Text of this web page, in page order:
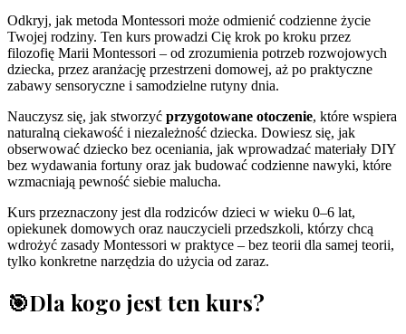
Odkryj, jak metoda Montessori może odmienić codzienne życie
Twojej rodziny. Ten kurs prowadzi Cię krok po kroku przez
filozofię Marii Montessori – od zrozumienia potrzeb rozwojowych
dziecka, przez aranżację przestrzeni domowej, aż po praktyczne
zabawy sensoryczne i samodzielne rutyny dnia.
Nauczysz się, jak stworzyć przygotowane otoczenie, które wspiera
naturalną ciekawość i niezależność dziecka. Dowiesz się, jak
obserwować dziecko bez oceniania, jak wprowadzać materiały DIY
bez wydawania fortuny oraz jak budować codzienne nawyki, które
wzmacniają pewność siebie malucha.
Kurs przeznaczony jest dla rodziców dzieci w wieku 0–6 lat,
opiekunek domowych oraz nauczycieli przedszkoli, którzy chcą
wdrożyć zasady Montessori w praktyce – bez teorii dla samej teorii,
tylko konkretne narzędzia do użycia od zaraz.
🎯Dla kogo jest ten kurs?